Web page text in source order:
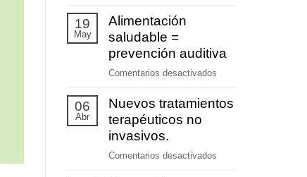
¿descansan
19
May
Alimentación
saludable =
prevención auditiva
Comentarios desactivados
saludable
06
Abr
Nuevos tratamientos
terapéuticos no
invasivos.
Comentarios desactivados